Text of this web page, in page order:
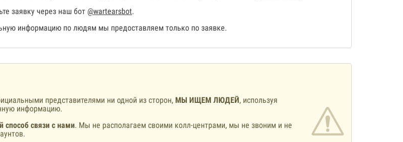
заявку через наш бот @wartearsbot.
информацию по людям мы предоставляем только по заявке.
представителями ни одной из сторон, МЫ ИЩЕМ ЛЮДЕЙ, используя
информацию.
способ связи с нами. Мы не располагаем своими колл-центрами, мы не звоним и не